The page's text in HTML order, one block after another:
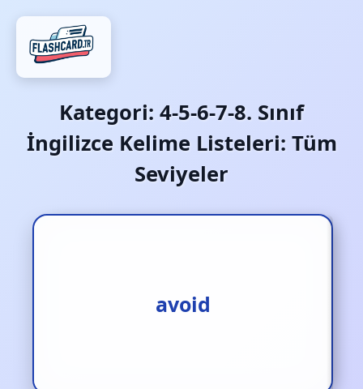
Kategori: 4-5-6-7-8. Sınıf
İngilizce Kelime Listeleri: Tüm
Seviyeler
avoid
sakınmak‚ kaçınmak